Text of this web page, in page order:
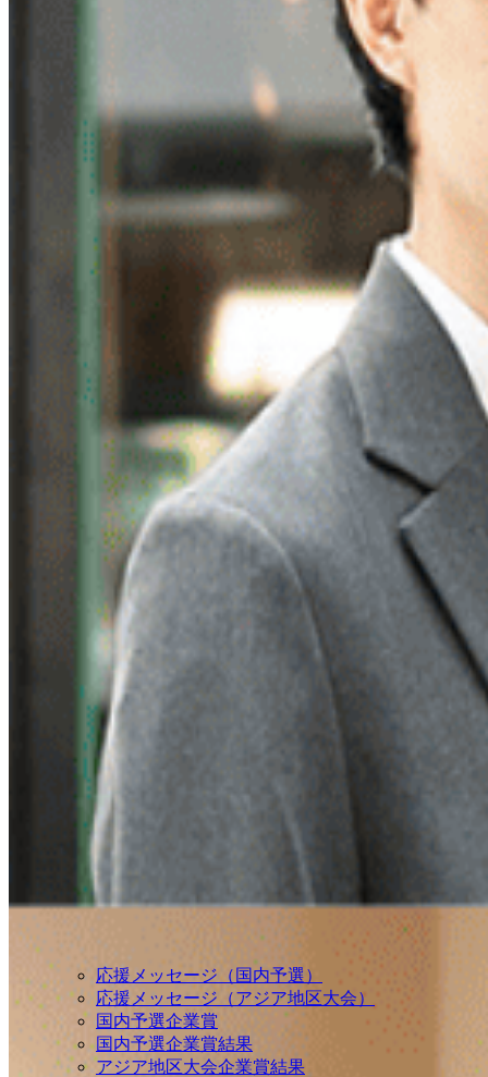
応援メッセージ（国内予選）
応援メッセージ（アジア地区大会）
国内予選企業賞
国内予選企業賞結果
アジア地区大会企業賞結果